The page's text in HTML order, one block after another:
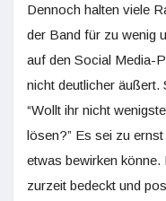
Dennoch halten viele
der Band für zu wenig
auf den Social Media-
nicht deutlicher
“Wollt ihr nicht
lösen?” Es sei zu
etwas bewirken
zurzeit bedeckt und